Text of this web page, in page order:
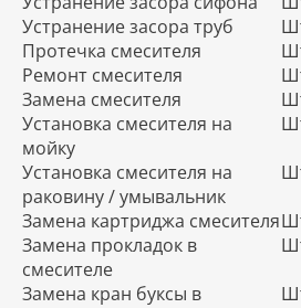
Устранение засора труб
Протечка смесителя
Ремонт смесителя
Замена смесителя
Установка смесителя на
мойку
Установка смесителя на
раковину / умывальник
Замена картриджа смесителя
Замена прокладок в
смесителе
Замена кран буксы в